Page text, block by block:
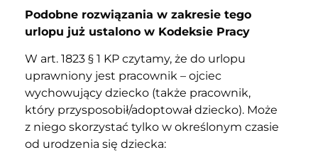
Podobne rozwiązania w zakresie tego
urlopu już ustalono w Kodeksie Pracy
W art. 1823 § 1 KP czytamy, że do urlopu
uprawniony jest pracownik – ojciec
wychowujący dziecko (także pracownik,
który przysposobił/adoptował dziecko). Może
z niego skorzystać tylko w określonym czasie
od urodzenia się dziecka: